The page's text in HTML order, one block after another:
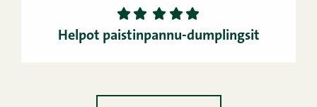
1 2 3 4
5
Helpot paistinpannu-dumplingsit